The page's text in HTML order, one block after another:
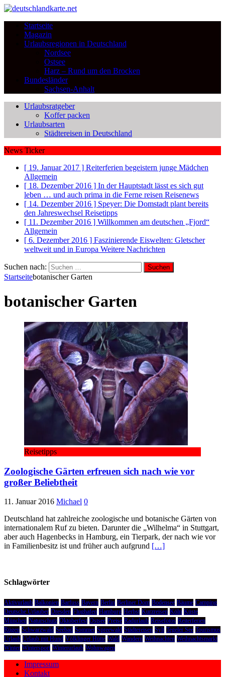
Startseite
Magazin
Urlaubsregionen in Deutschland
Nordsee
Ostsee
Harz – Rund um den Brocken
Bundesländer
Sachsen-Anhalt
Urlaubsratgeber
Koffer packen
Urlaubsarten
Städtereisen in Deutschland
News Ticker
[ 19. Januar 2017 ] Reiterferien begeistern junge Mädchen
Allgemein
[ 18. Dezember 2016 ] In der Hauptstadt lässt es sich gut
leben … und auch prima in die Ferne reisen Reisenews
[ 14. Dezember 2016 ] Speyer: Die Domstadt plant bereits
den Jahreswechsel Reisetipps
[ 11. Dezember 2016 ] Willkommen am deutschen „Fjord“
Allgemein
[ 6. Dezember 2016 ] Faszinierende Eiswelten: Gletscher
weltweit und in Europa Weitere Nachrichten
Suchen nach:
Startseitebotanischer Garten
botanischer Garten
Reisetipps
Zoologische Gärten erfreuen sich nach wie vor
großer Beliebtheit
11. Januar 2016 Michael 0
Deutschland hat zahlreiche zoologische und botanische Gärten von
internationalem Ruf zu bieten. Darunter die „Wilhelma“ in Stuttgart,
aber auch Hagenbecks in Hamburg, ein Tierpark, der nach wie vor
in Familienbesitz ist und früher auch aufgrund […]
Schlagwörter
Aktivurlaub Balkonien Barfuss Bayern Berlin Berliner Dom Bodensee Bäume Camping
Deutsche Urlauber Dresden Flughafen Hamburg Herbst Kurzreisen Köln Küste
München Naturschutz Oktoberfest Ostsee Preise Radurlaub Reisefotos Reiterferien
Rügen Schwarzwald Seebad Sommer Spreewald Städtereisen Sylt Tegeler See Tourismus
Urlaub Urlaub mit Hund Völklinger Hütte Wald Wandern Weihnachten Weihnachtsmarkt
Winter Wintersport Winterurlaub Wohnwagen
Impressum
Kontakt